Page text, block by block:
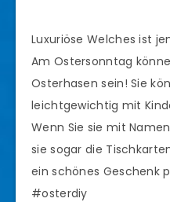
Luxuriöse Welches ist
Am Ostersonntag
Osterhasen sein! Sie
leichtgewichtig mit
Wenn Sie sie mit
sie sogar die
ein schönes Geschenk
#osterdiy